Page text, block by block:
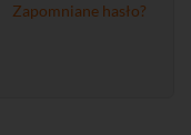
Zapomniane hasło?